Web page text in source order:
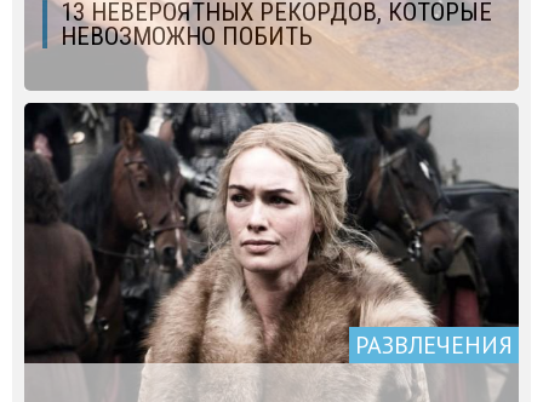
13 НЕВЕРОЯТНЫХ РЕКОРДОВ, КОТОРЫЕ
НЕВОЗМОЖНО ПОБИТЬ
РАЗВЛЕЧЕНИЯ